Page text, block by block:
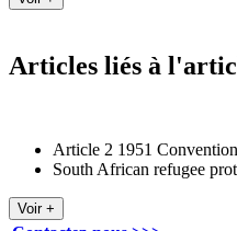
Articles liés à
Article 2 1951 Convention
South African refugee